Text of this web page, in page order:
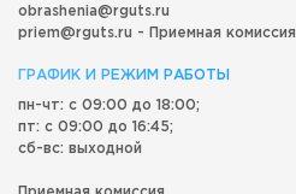
obrashenia@rguts.ru
priem@rguts.ru - Приемная комиссия
ГРАФИК И РЕЖИМ РАБОТЫ
пн-чт: с 09:00 до 18:00;
пт: с 09:00 до 16:45;
сб-вс: выходной